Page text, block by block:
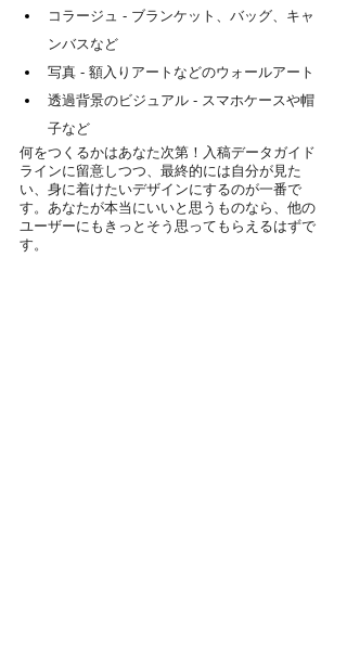
コラージュ - ブランケット、バッグ、キャ
ンバスなど
写真 - 額入りアートなどのウォールアート
透過背景のビジュアル - スマホケースや帽
子など
何をつくるかはあなた次第！入稿データガイド
ラインに留意しつつ、最終的には自分が見た
い、身に着けたいデザインにするのが一番で
す。あなたが本当にいいと思うものなら、他の
ユーザーにもきっとそう思ってもらえるはずで
す。